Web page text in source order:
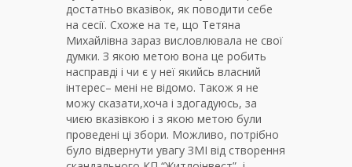
достатньо вказівок, як поводити себе
на сесії. Схоже на те, що Тетяна
Михайлівна зараз висловлювала не свої
думки. З якою метою вона це робить
насправді і чи є у неї якийсь власний
інтерес– мені не відомо. Також я не
можу сказати,хоча і здогадуюсь, за
чиєю вказівкою і з якою метою були
проведені ці збори. Можливо, потрібно
було відвернути увагу ЗМІ від створення